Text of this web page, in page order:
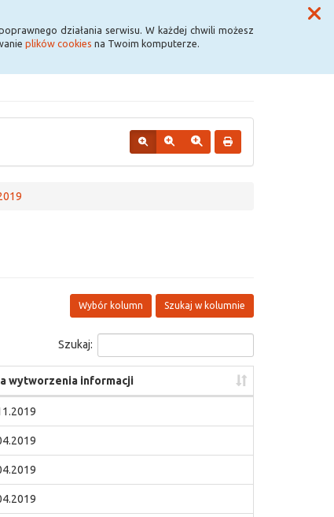
działania serwisu. W każdej chwili możesz
plików cookies na Twoim komputerze.
Szukaj w kolumnie
Wybór kolumn
Szukaj:
wytworzenia informacji